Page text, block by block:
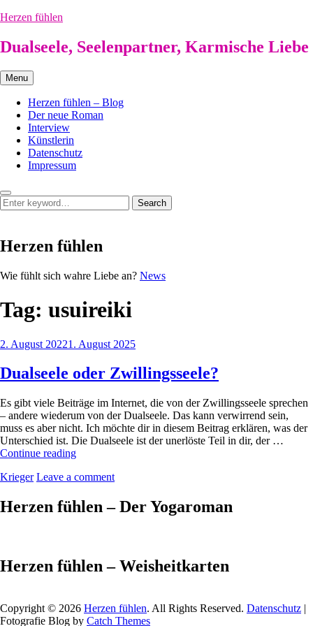
Skip
content
Herzen fühlen
Dualseele, Seelenpartner, Karmische Liebe
Menu
Herzen fühlen – Blog
Der neue Roman
Interview
Künstlerin
Datenschutz
Impressum
Search
Search
for:
Search
Herzen fühlen
Wie fühlt sich wahre Liebe an? NewsHerzen
Tag: usuireiki
Posted
2. August 20221. August 2025
Dualseele oder Zwillingsseele?
Es gibt viele Beiträge im Internet, die von der Zwillingsseele sprechen
– andere wiederum von der Dualseele. Das kann verwirrend sein,
muss es aber nicht. Ich möchte dir in diesem Beitrag erklären, was der
Unterschied ist. Die Dualseele ist der unerlöste Teil in dir, der …
Continue readingDualseele
Zwillingsseele?
by
Krieger Leave a comment
Herzen fühlen – Der Yogaroman
Herzen fühlen – Weisheitkarten
Copyright © 2026 Herzen fühlen. All Rights Reserved. Datenschutz |
Fotografie Blog by Catch Themes